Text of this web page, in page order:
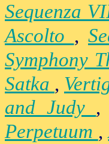
Sequenza
Ascolto ,
Symphony
Satka ,
and Judy ,
Perpetuum ,